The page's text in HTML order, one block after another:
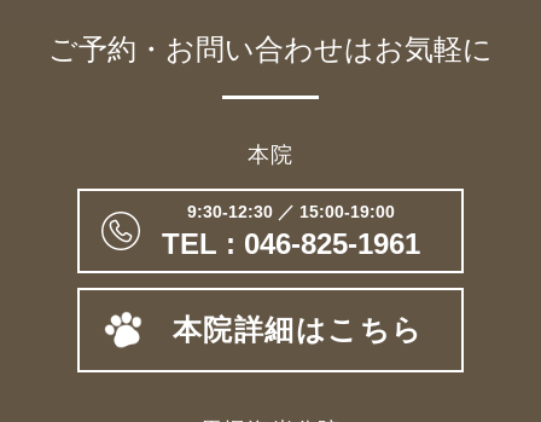
ご予約・お問い合わせはお気軽に
本院
9:30-12:30 ／ 15:00-19:00
TEL : 046-825-1961
本院詳細はこちら